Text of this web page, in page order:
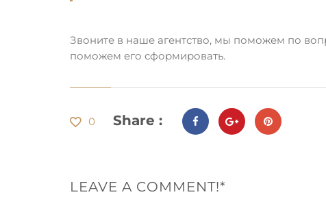
Звоните в наше агентство, мы поможем по
поможем его сформировать.
0 Share :
LEAVE A COMMENT!*